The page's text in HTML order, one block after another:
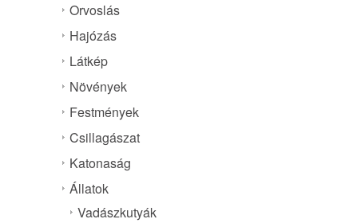
Orvoslás
Hajózás
Látkép
Növények
Festmények
Csillagászat
Katonaság
Állatok
Vadászkutyák